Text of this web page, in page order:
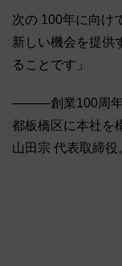
次の 100年に向け
新しい機会を提供
ることです」
―――創業100周年
都板橋区に本社を
山田宗 代表取締役